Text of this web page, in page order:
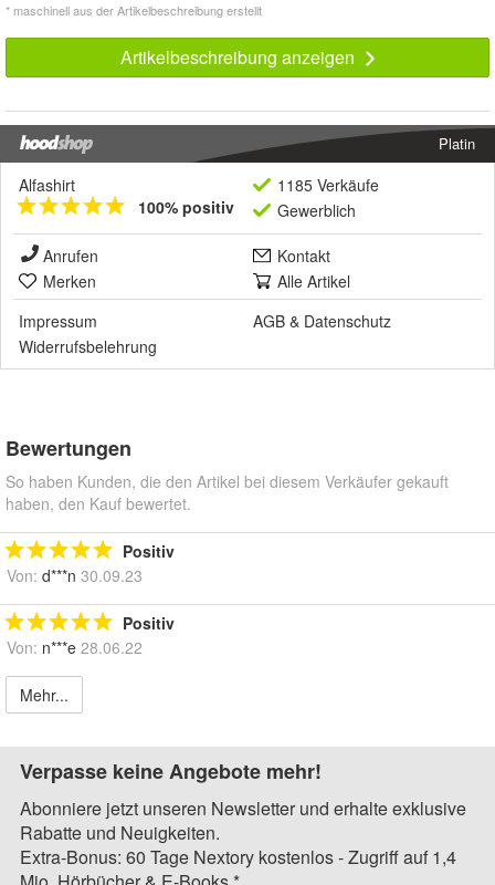
* maschinell aus der Artikelbeschreibung erstellt
Artikelbeschreibung anzeigen
Platin
Alfashirt
100% positiv
1185 Verkäufe
Gewerblich
Anrufen
Kontakt
Merken
Alle Artikel
Impressum
AGB & Datenschutz
Widerrufsbelehrung
Bewertungen
So haben Kunden, die den Artikel bei diesem Verkäufer gekauft
haben, den Kauf bewertet.
Positiv
Von: d***n 30.09.23
Positiv
Von: n***e 28.06.22
Mehr...
Verpasse keine Angebote mehr!
Abonniere jetzt unseren Newsletter und erhalte exklusive
Rabatte und Neuigkeiten.
Extra-Bonus: 60 Tage Nextory kostenlos - Zugriff auf 1,4